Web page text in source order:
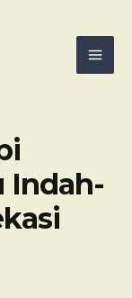
Indah-